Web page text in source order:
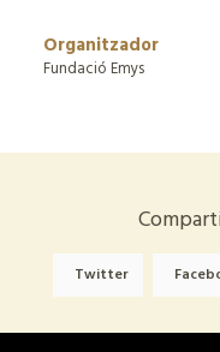
Organitzador
Fundació Emys
Twitter